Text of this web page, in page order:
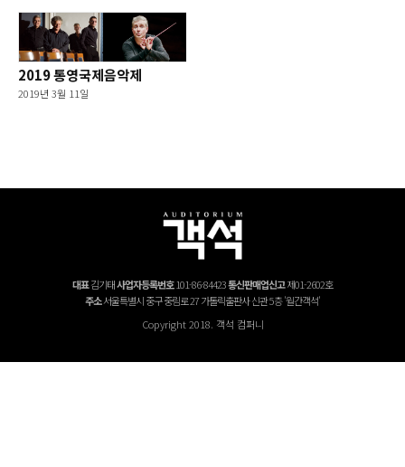
2019 통영국제음악제
2019년 3월 11일
대표김기태사업자등록번호101-86-84423통신판매업신고제01-2602호
주소서울특별시 중구 중림로 27 가톨릭출판사 신관 5층 '월간객석'
Copyright 2018. 객석 컴퍼니